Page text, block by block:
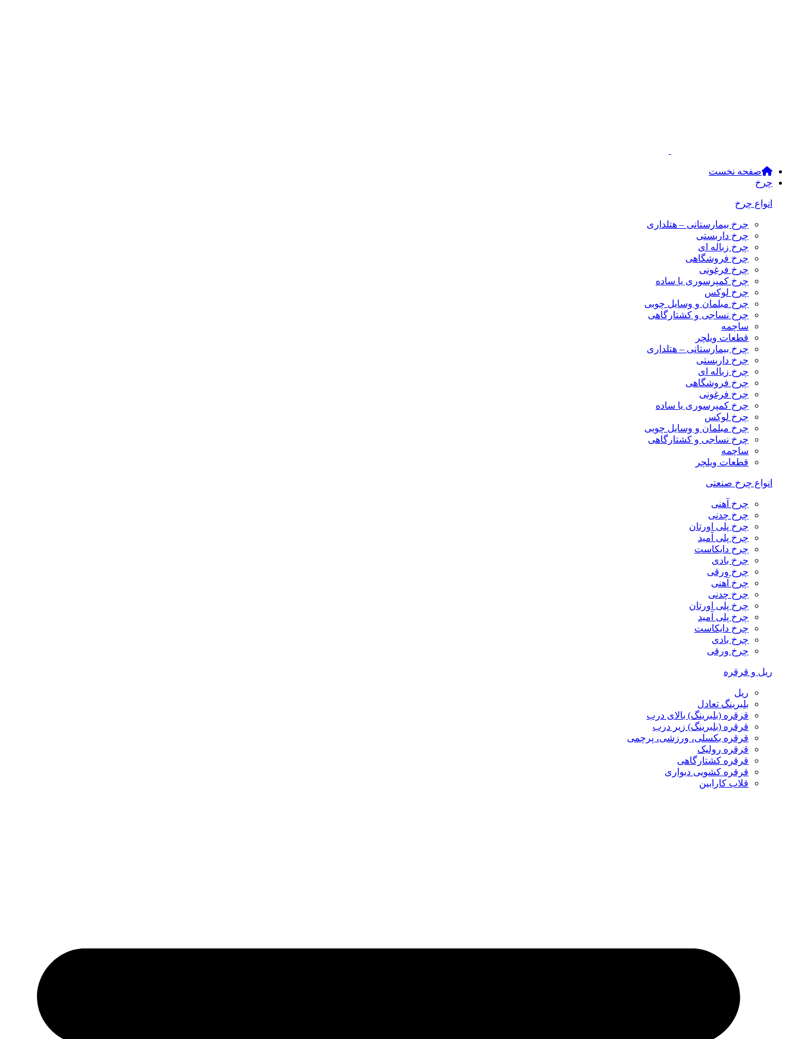
صفحه نخست
چرخ
انواع چرخ
چرخ بیمارستانی – هتلداری
چرخ داربستی
چرخ زباله ای
چرخ فروشگاهی
چرخ فرغونی
چرخ کمپرسوری یا ساده
چرخ لوکس
چرخ مبلمان و وسایل چوبی
چرخ نساجی و کشتارگاهی
ساچمه
قطعات ویلچر
چرخ بیمارستانی – هتلداری
چرخ داربستی
چرخ زباله ای
چرخ فروشگاهی
چرخ فرغونی
چرخ کمپرسوری یا ساده
چرخ لوکس
چرخ مبلمان و وسایل چوبی
چرخ نساجی و کشتارگاهی
ساچمه
قطعات ویلچر
انواع چرخ صنعتی
چرخ آهنی
چرخ چدنی
چرخ پلی اورتان
چرخ پلی آمید
چرخ دایکاست
چرخ بادی
چرخ ورقی
چرخ آهنی
چرخ چدنی
چرخ پلی اورتان
چرخ پلی آمید
چرخ دایکاست
چرخ بادی
چرخ ورقی
ریل و قرقره
ریل
بلبرینگ تعادل
قرقره (بلبرینگ) بالای درب
قرقره (بلبرینگ) زیر درب
قرقره بکسلی، ورزشی، پرچمی
قرقره رولیک
قرقره کشتارگاهی
قرقره کشویی دیواری
قلاب کارابین